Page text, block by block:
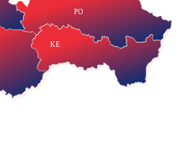
PO
KE